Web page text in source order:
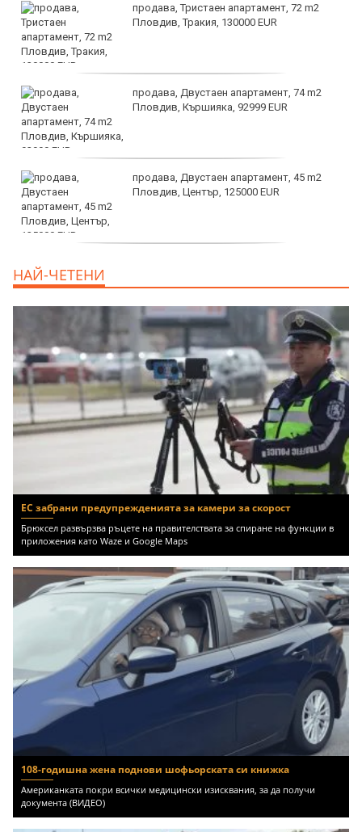
продава, Тристаен апартамент, 72 m2
Пловдив, Тракия, 130000 EUR
продава, Двустаен апартамент, 74 m2
Пловдив, Кършияка, 92999 EUR
продава, Двустаен апартамент, 45 m2
Пловдив, Център, 125000 EUR
НАЙ-ЧЕТЕНИ
ЕС забрани предупрежденията за камери за скорост
Брюксел развързва ръцете на правителствата за спиране на функции в
приложения като Waze и Google Maps
108-годишна жена поднови шофьорската си книжка
Американката покри всички медицински изисквания, за да получи
документа (ВИДЕО)